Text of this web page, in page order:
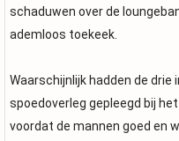
schaduwen over de
ademloos toekeek.
Waarschijnlijk hadden de
spoedoverleg gepleegd bij
voordat de mannen goed en